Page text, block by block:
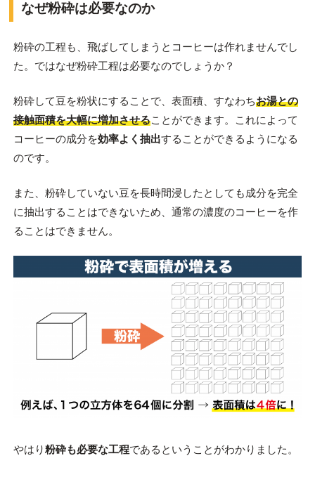
なぜ粉砕は必要なのか
粉砕の工程も、飛ばしてしまうとコーヒーは作れませんでし
た。ではなぜ粉砕工程は必要なのでしょうか？
粉砕して豆を粉状にすることで、表面積、すなわちお湯との
接触面積を大幅に増加させることができます。これによって
コーヒーの成分を効率よく抽出することができるようになる
のです。
また、粉砕していない豆を長時間浸したとしても成分を完全
に抽出することはできないため、通常の濃度のコーヒーを作
ることはできません。
やはり粉砕も必要な工程であるということがわかりました。